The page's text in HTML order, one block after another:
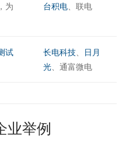
为
台积电 、联电
试 长电科技
日月
光 、通富微电
业举例